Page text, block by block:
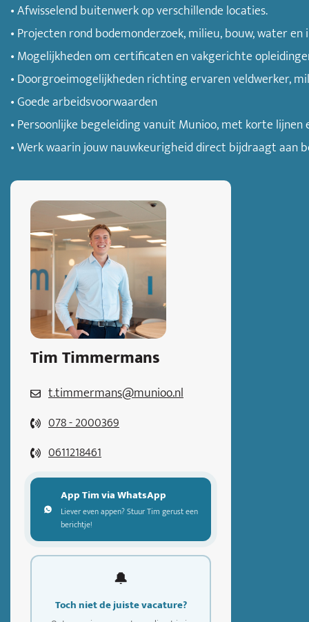
• Afwisselend buitenwerk op verschillende locaties.
• Projecten rond bodemonderzoek, milieu, bouw, water
• Mogelijkheden om certificaten en vakgerichte
• Doorgroeimogelijkheden richting ervaren veldwerker,
• Goede arbeidsvoorwaarden
• Persoonlijke begeleiding vanuit Munioo, met korte
• Werk waarin jouw nauwkeurigheid direct bijdraagt aan
Tim Timmermans
t.timmermans@munioo.nl
078 - 2000369
0611218461
App Tim via WhatsApp
Liever even appen? Stuur Tim gerust een
berichtje!
🔔
Toch niet de juiste vacature?